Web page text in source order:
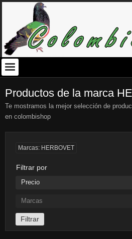
Productos de la marca
Te mostramos la mejor selección de
en colombishop
Marcas: HERBOVET
Filtrar por
Precio
Marcas